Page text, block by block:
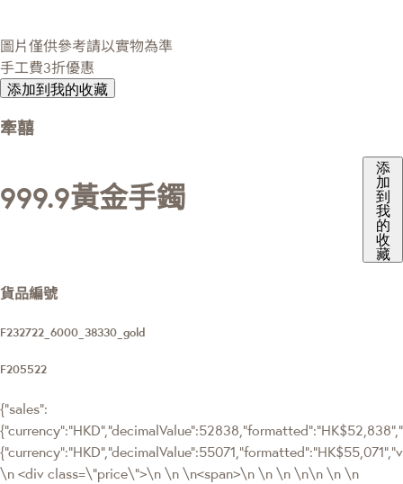
圖片僅供參考請以實物為準
手工費3折優惠
添加到我的收藏
牽囍
999.9黃金手鐲
添
加
到
我
的
收
藏
貨品編號
F232722_6000_38330_gold
F205522
{"sales":
\n <div class=\"price\">\n \n \n<span>\n \n \n \n\n \n \n